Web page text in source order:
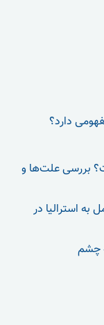
دارد؟
بررسی علت‌ها و
به استرالیا در
چشم